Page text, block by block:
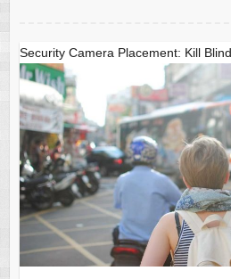
Security Camera Placement: Kill